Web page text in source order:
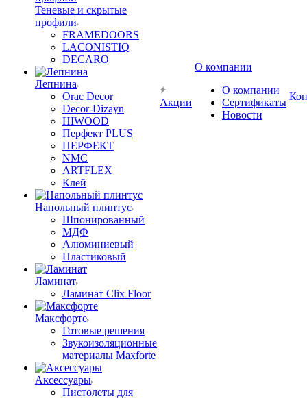
Теневые и скрытые
профили
FRAMEDOORS
LACONISTIQ
DECARO
Лепнина
Orac Decor
Decor-Dizayn
HIWOOD
Перфект PLUS
ПЕРФЕКТ
NMC
ARTFLEX
Клей
Напольный плинтус
Шпонированный
МДФ
Алюминиевый
Пластиковый
Ламинат
Ламинат Clix Floor
Максфорте
Готовые решения
Звукоизоляционные
материалы Maxforte
Аксессуары
Пистолеты для
Акции
О компании
О компании
Сертификаты
Новости